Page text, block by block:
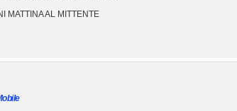
MATTINA AL MITTENTE